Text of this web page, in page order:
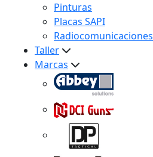
Pinturas
Placas SAPI
Radiocomunicaciones
Taller
Marcas